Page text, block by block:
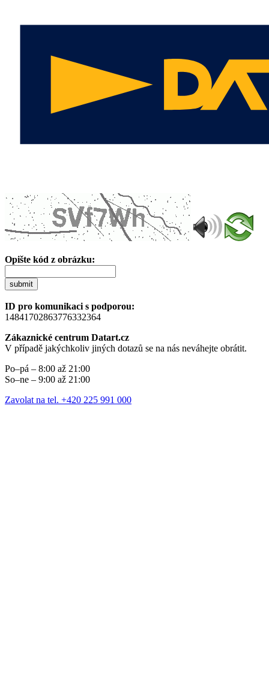
Opište kód z obrázku:
submit
ID pro komunikaci s podporou:
14841702863776332364
Zákaznické centrum Datart.cz
V případě jakýchkoliv jiných dotazů se na nás neváhejte obrátit.
Po–pá – 8:00 až 21:00
So–ne – 9:00 až 21:00
Zavolat na tel. +420 225 991 000